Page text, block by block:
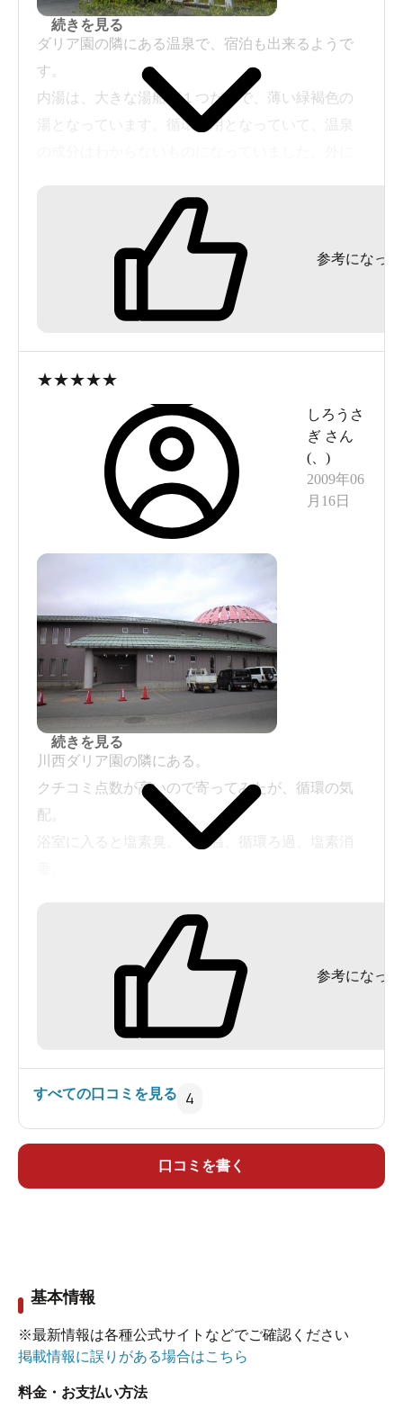
ダリア園の隣にある温泉で、宿泊も出来るようで
す。
内湯は、大きな湯船が１つだけで、薄い緑褐色の
湯となっています。循環利用となっていて、温泉
スとなっていました。
シャンプー,ボディソープ付き300円のところJAF会
員証提示で250円。鍵付き無料貴重品ロッカー有り,
無料ドライヤー有り,露天風呂無し。
続きを見る
参考になった
★★★★★
しろうさ
ぎ さん
(
)
2009年06
月16日
川西ダリア園の隣にある。
クチコミ点数が高いので寄ってみたが、循環の気
配。
浴室に入ると塩素臭。 加温、循環ろ過、塩素消
川西温泉 ナトリウムー塩化物温泉
３０．４度 ｐH７．５ 溶存物質 １９３５ メ
タケイ酸 １７．２ 酸化還元電位 （ORP) ２
続きを見る
参考になった
すべての口コミを見る 4
口コミを書く
基本情報
※最新情報は各種公式サイトなどでご確認ください
掲載情報に誤りがある場合はこちら
料金・お支払い方法